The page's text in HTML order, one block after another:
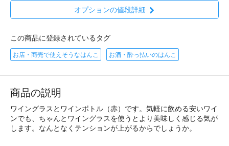
オプションの値段詳細
この商品に登録されているタグ
お店・商売で使えそうなはんこ お酒・酔っ払いのはんこ
商品の説明
ワイングラスとワインボトル（赤）です。気軽に飲める安いワイ
ンでも、ちゃんとワイングラスを使うとより美味しく感じる気が
します。なんとなくテンションが上がるからでしょうか。